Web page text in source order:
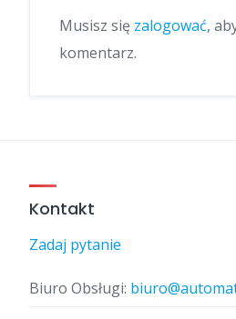
Musisz się zalogować,
komentarz.
Kontakt
Zadaj pytanie
Biuro Obsługi: